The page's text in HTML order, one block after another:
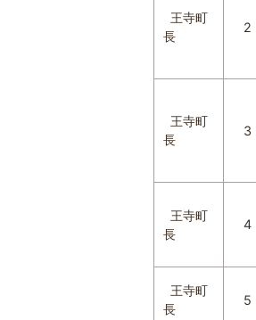
王寺町
長
2
王寺町
長
3
王寺町
長
4
王寺町
長
5